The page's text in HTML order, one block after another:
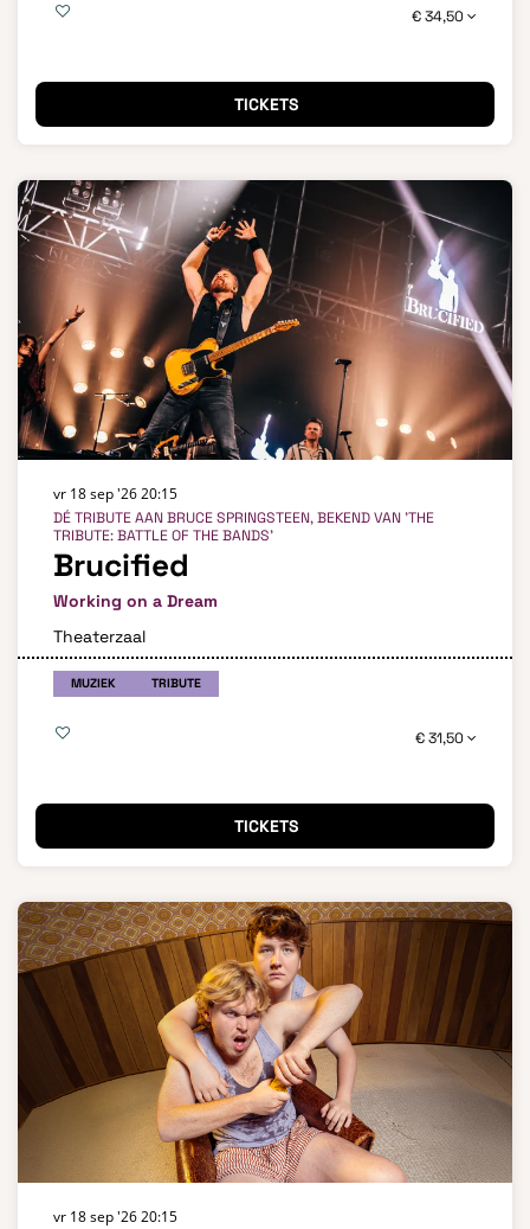
€ 34,50
TICKETS
Brucified
Working on a Dream
DÉ TRIBUTE AAN BRUCE SPRINGSTEEN, BEKEND VAN 'THE
TRIBUTE: BATTLE OF THE BANDS'
vr 18 sep '2620:15
Theaterzaal
MUZIEK TRIBUTE
€ 31,50
TICKETS
vr 18 sep '2620:15